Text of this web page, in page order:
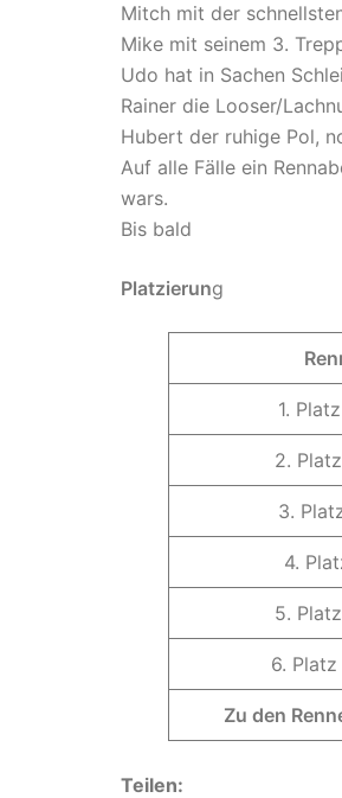
Mitch mit der
Mike mit seinem 3.
Udo hat in Sachen
Rainer die Looser/
Hubert der ruhige Pol,
Auf alle Fälle ein
wars.
Bis bald
Platzierung
1.
2.
3.
4.
5.
6.
Zu den
Teilen: